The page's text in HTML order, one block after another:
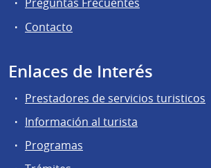
Preguntas Frecuentes
Contacto
Enlaces de Interés
Prestadores de servicios turisticos
Información al turista
Programas